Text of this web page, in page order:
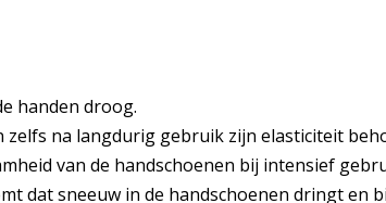
handen droog.
na langdurig gebruik zijn elasticiteit
van de handschoenen bij intensief
dat sneeuw in de handschoenen dringt en